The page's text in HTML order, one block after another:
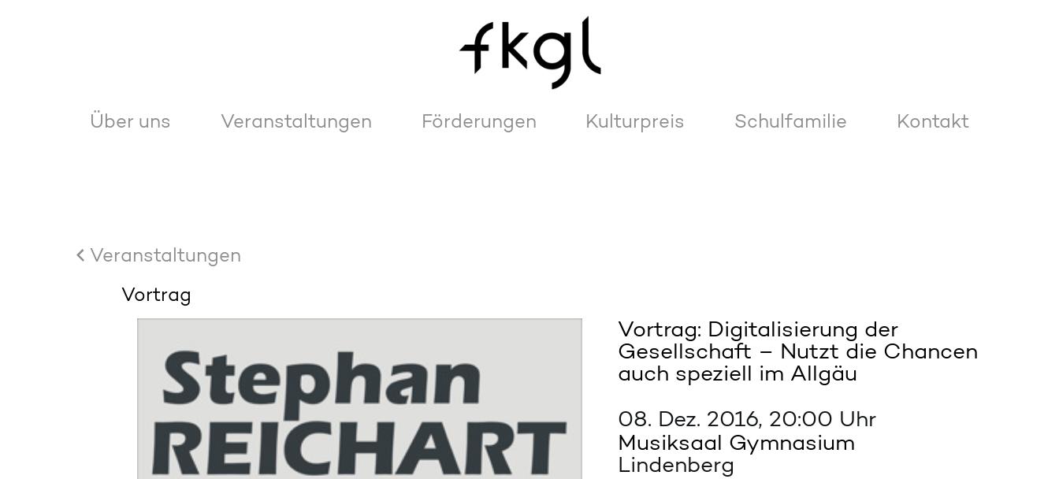
Über uns Veranstaltungen Förderungen Kulturpreis Schulfamilie Kontakt
Veranstaltungen
Vortrag
Vortrag: Digitalisierung der
Gesellschaft – Nutzt die Chancen
auch speziell im Allgäu
08. Dez. 2016, 20:00 Uhr
Musiksaal Gymnasium
Lindenberg